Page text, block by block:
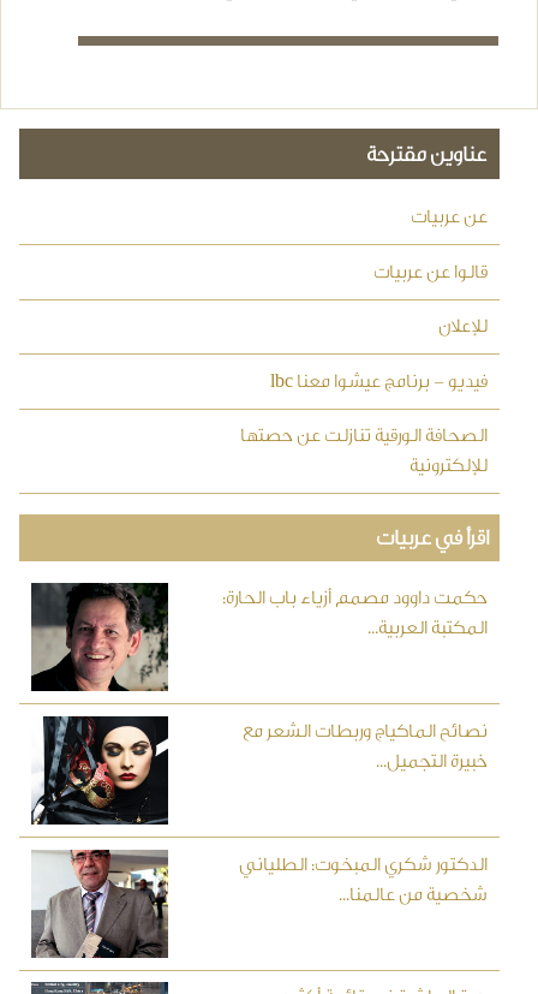
عناوين مقترحة
عن عربيات
قالوا عن عربيات
للإعلان
فيديو - برنامج عيشوا معنا lbc
الصحافة الورقية تنازلت عن حصتها
للإلكترونية
اقرأ في عربيات
حكمت داوود مصمم أزياء باب الحارة:
المكتبة العربية...
نصائح الماكياج وربطات الشعر مع
خبيرة التجميل...
الدكتور شكري المبخوت: الطلياني
شخصية من عالمنا...